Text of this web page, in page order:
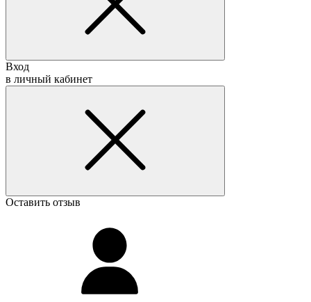
Вход
в личный кабинет
Оставить отзыв